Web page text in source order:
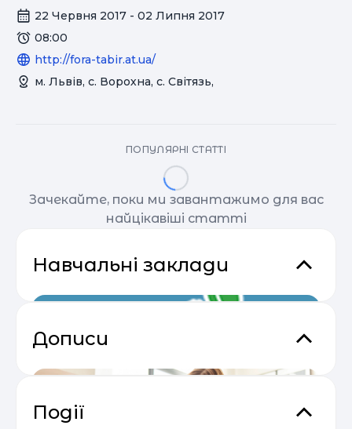
22 Червня 2017 - 02 Липня 2017
08:00
http://fora-tabir.at.ua/
м. Львів, с. Ворохна, с. Світязь,
ПОПУЛЯРНІ СТАТТІ
Зачекайте, поки ми завантажимо для вас
найцікавіші статті
Навчальні заклади
Дописи
Події